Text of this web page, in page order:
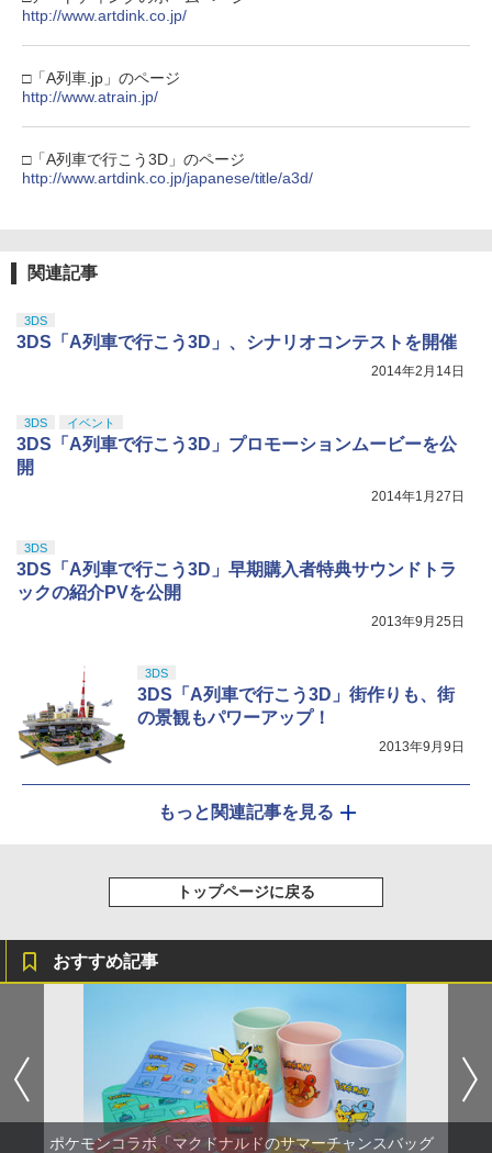
http://www.artdink.co.jp/
□「A列車.jp」のページ
http://www.atrain.jp/
□「A列車で行こう3D」のページ
http://www.artdink.co.jp/japanese/title/a3d/
関連記事
3DS
3DS「A列車で行こう3D」、シナリオコンテストを開催
2014年2月14日
3DS イベント
3DS「A列車で行こう3D」プロモーションムービーを公
開
2014年1月27日
3DS
3DS「A列車で行こう3D」早期購入者特典サウンドトラ
ックの紹介PVを公開
2013年9月25日
3DS
3DS「A列車で行こう3D」街作りも、街
の景観もパワーアップ！
2013年9月9日
もっと関連記事を見る
トップページに戻る
おすすめ記事
ポケモンコラボ「マクドナルドのサマーチャンスバッグ